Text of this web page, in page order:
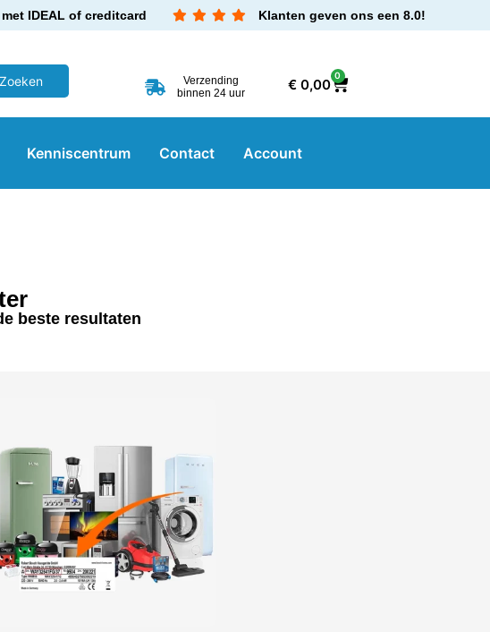
IDEAL of creditcard Klanten geven ons een 8.0!
Verzending
binnen 24 uur
€0,00
0
Kenniscentrum Contact Account
beste resultaten